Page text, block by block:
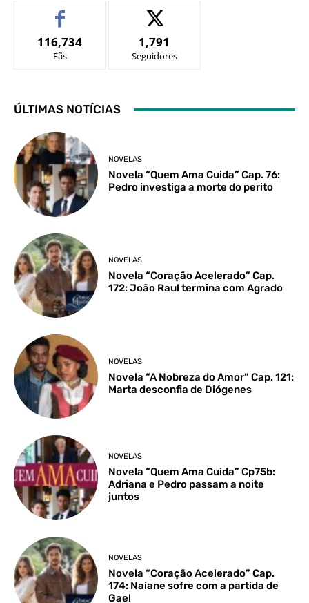
116,734
Fãs
1,791
Seguidores
ÚLTIMAS NOTÍCIAS
NOVELAS
Novela “Quem Ama Cuida” Cap. 76:
Pedro investiga a morte do perito
NOVELAS
Novela “Coração Acelerado” Cap.
172: João Raul termina com Agrado
NOVELAS
Novela “A Nobreza do Amor” Cap. 121:
Marta desconfia de Diógenes
NOVELAS
Novela “Quem Ama Cuida” Cp75b:
Adriana e Pedro passam a noite
juntos
NOVELAS
Novela “Coração Acelerado” Cap.
174: Naiane sofre com a partida de
Gael